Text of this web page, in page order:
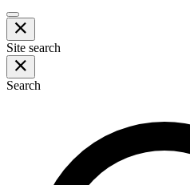
Site search
Search